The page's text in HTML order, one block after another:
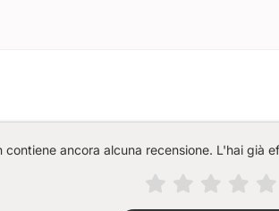
contiene ancora alcuna recensione. L'hai già